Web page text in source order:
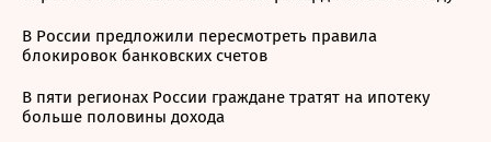
В России предложили пересмотреть правила
блокировок банковских счетов
В пяти регионах России граждане тратят на ипотеку
больше половины дохода